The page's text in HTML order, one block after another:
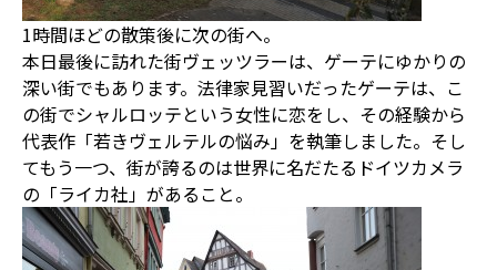
1時間ほどの散策後に次の街へ。
本日最後に訪れた街ヴェッツラーは、ゲーテにゆかりの
深い街でもあります。法律家見習いだったゲーテは、こ
の街でシャルロッテという女性に恋をし、その経験から
代表作「若きヴェルテルの悩み」を執筆しました。そし
てもう一つ、街が誇るのは世界に名だたるドイツカメラ
の「ライカ社」があること。